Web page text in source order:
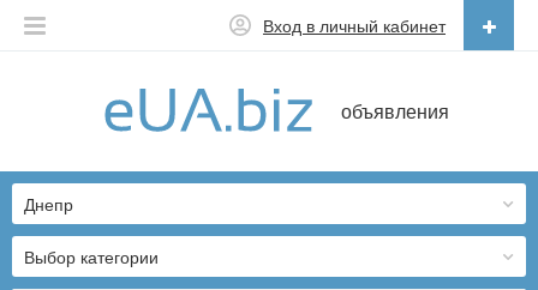
объявления
Вход в личный кабинет
Українська
Выбор категории
Днепр